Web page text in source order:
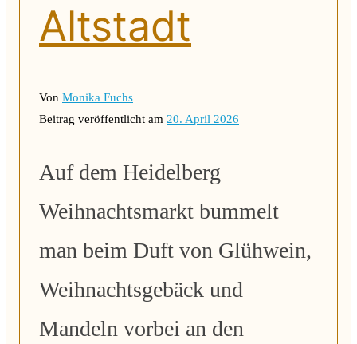
Altstadt
Von Monika Fuchs
Beitrag veröffentlicht am 20. April 2026
Auf dem Heidelberg
Weihnachtsmarkt bummelt
man beim Duft von Glühwein,
Weihnachtsgebäck und
Mandeln vorbei an den